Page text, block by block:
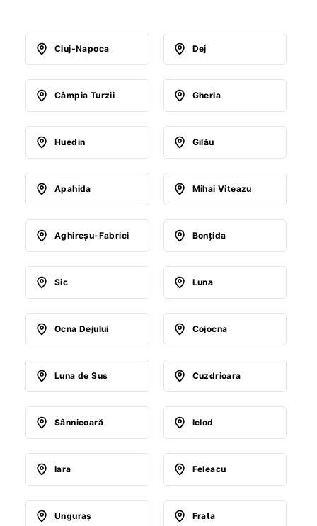
Cluj-Napoca Dej
Câmpia Turzii Gherla
Huedin Gilău
Apahida Mihai Viteazu
Aghireşu-Fabrici Bonţida
Sic Luna
Ocna Dejului Cojocna
Luna de Sus Cuzdrioara
Sânnicoară Iclod
Iara Feleacu
Unguraş Frata